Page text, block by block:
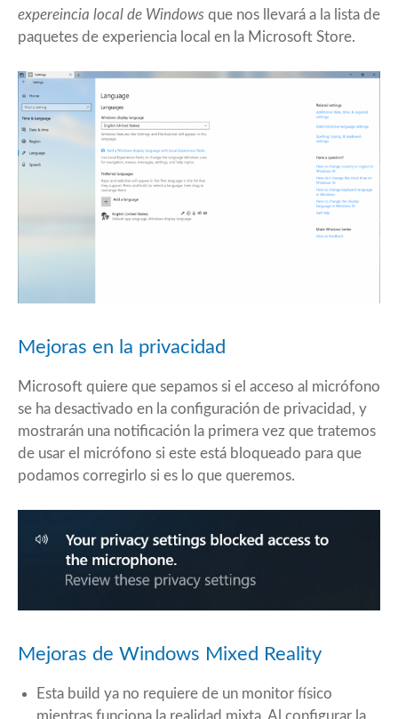
expereincia local de Windows que nos llevará a la lista de
paquetes de experiencia local en la Microsoft Store.
Mejoras en la privacidad
Microsoft quiere que sepamos si el acceso al micrófono
se ha desactivado en la configuración de privacidad, y
mostrarán una notificación la primera vez que tratemos
de usar el micrófono si este está bloqueado para que
podamos corregirlo si es lo que queremos.
Mejoras de Windows Mixed Reality
Esta build ya no requiere de un monitor físico
mientras funciona la realidad mixta. Al configurar la